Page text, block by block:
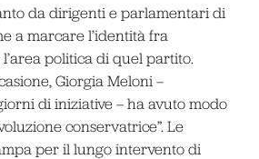
da dirigenti e parlamentari di
a marcare l’identità fra
politica di quel partito.
Giorgia Meloni –
di iniziative – ha avuto modo
conservatrice”. Le
per il lungo intervento di